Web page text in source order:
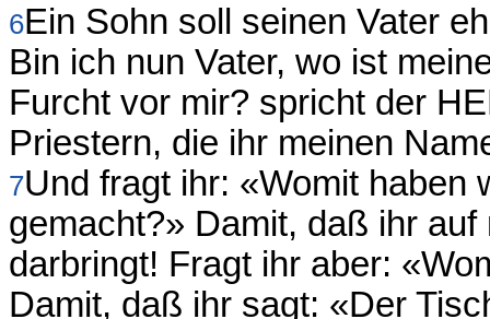
6Ein Sohn soll seinen Vater
Bin ich nun Vater, wo ist
Furcht vor mir? spricht der
Priestern, die ihr meinen
7Und fragt ihr: «Womit haben
gemacht?» Damit, daß ihr auf
darbringt! Fragt ihr aber:
Damit, daß ihr sagt: «Der